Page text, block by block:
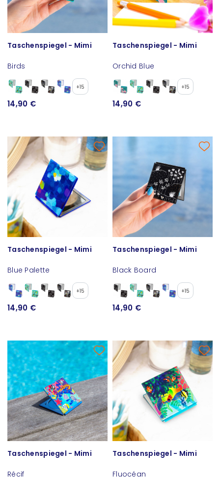
Taschenspiegel - Mimi
Birds
+15
14,90 €
Taschenspiegel - Mimi
Orchid Blue
+15
14,90 €
Taschenspiegel - Mimi
Blue Palette
+15
14,90 €
Taschenspiegel - Mimi
Black Board
+15
14,90 €
Taschenspiegel - Mimi
Récif
Taschenspiegel - Mimi
Fluocéan